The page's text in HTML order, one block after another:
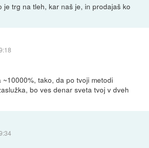
je trg na tleh, kar naš je, in prodajaš ko
tako, da po tvoji metodi
bo ves denar sveta tvoj v dveh